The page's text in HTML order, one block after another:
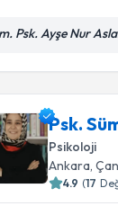
Psk. Ayşe Nur
Psk.
Psikoloji
Ankara ,
4.9 (17